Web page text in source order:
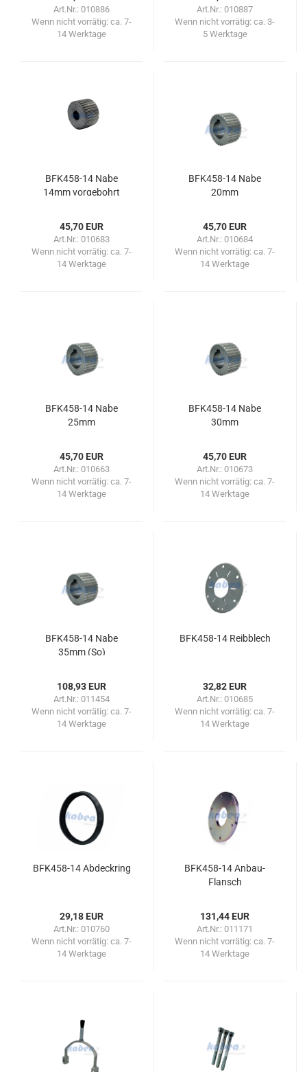
Art.Nr.: 010886
Wenn nicht vorrätig: ca. 7-
14 Werktage
Art.Nr.: 010887
Wenn nicht vorrätig: ca. 3-
5 Werktage
BFK458-​​14 Nabe
14mm vor­ge­bohrt
45,70 EUR
Art.Nr.: 010683
Wenn nicht vorrätig: ca. 7-
14 Werktage
BFK458-​​14 Nabe
20mm
45,70 EUR
Art.Nr.: 010684
Wenn nicht vorrätig: ca. 7-
14 Werktage
BFK458-​​14 Nabe
25mm
45,70 EUR
Art.Nr.: 010663
Wenn nicht vorrätig: ca. 7-
14 Werktage
BFK458-​​14 Nabe
30mm
45,70 EUR
Art.Nr.: 010673
Wenn nicht vorrätig: ca. 7-
14 Werktage
BFK458-​​14 Nabe
35mm (So)
108,93 EUR
Art.Nr.: 011454
Wenn nicht vorrätig: ca. 7-
14 Werktage
BFK458-​​14 Reib­blech
32,82 EUR
Art.Nr.: 010685
Wenn nicht vorrätig: ca. 7-
14 Werktage
BFK458-​​14 Ab­deck­ring
29,18 EUR
Art.Nr.: 010760
Wenn nicht vorrätig: ca. 7-
14 Werktage
BFK458-​​14 Anbau-​​
Flansch
131,44 EUR
Art.Nr.: 011171
Wenn nicht vorrätig: ca. 7-
14 Werktage